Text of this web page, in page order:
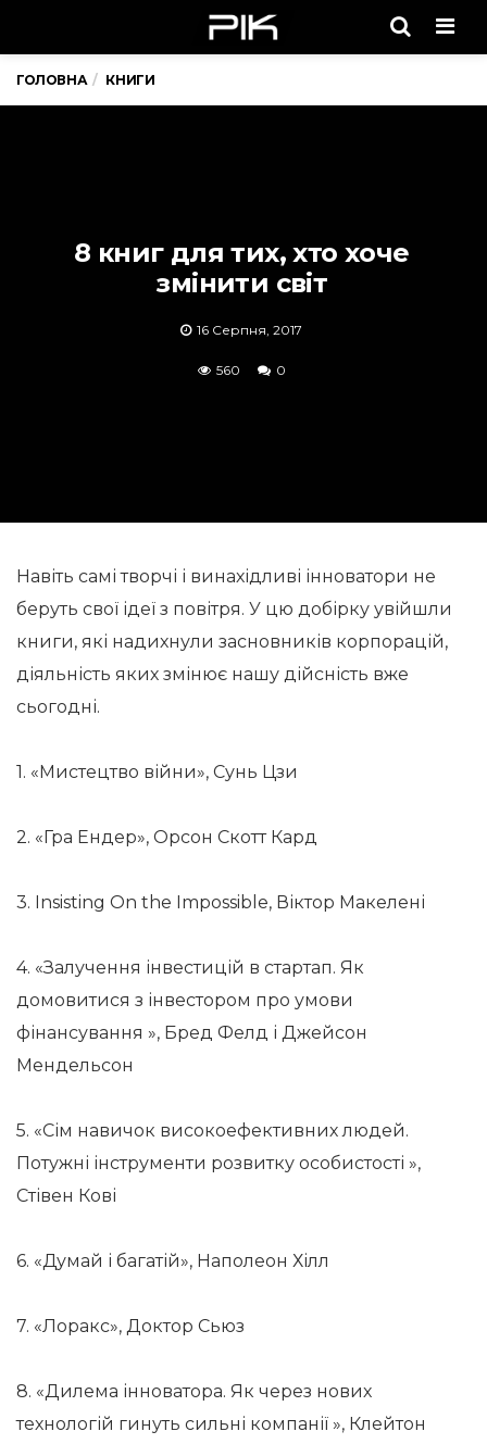
ГОЛОВНА КНИГИ
8 книг для тих, хто хоче
змінити світ
16 Серпня, 2017
560 0
Навіть самі творчі і винахідливі інноватори не
беруть свої ідеї з повітря. У цю добірку увійшли
книги, які надихнули засновників корпорацій,
діяльність яких змінює нашу дійсність вже
сьогодні.
1. «Мистецтво війни», Сунь Цзи
2. «Гра Ендер», Орсон Скотт Кард
3. Insisting On the Impossible, Віктор Макелені
4. «Залучення інвестицій в стартап. Як
домовитися з інвестором про умови
фінансування », Бред Фелд і Джейсон
Мендельсон
5. «Сім навичок високоефективних людей.
Потужні інструменти розвитку особистості »,
Стівен Кові
6. «Думай і багатій», Наполеон Хілл
7. «Лоракс», Доктор Сьюз
8. «Дилема інноватора. Як через нових
технологій гинуть сильні компанії », Клейтон